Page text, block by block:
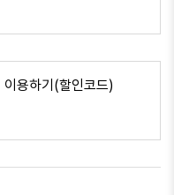
용하기(할인코드)